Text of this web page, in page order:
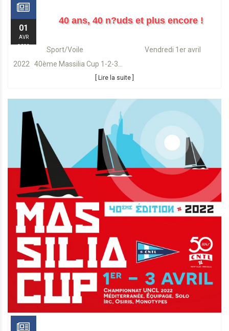
01
AVR
2022
40 ans, 40 n?uds et plus encore !
Sport/Voile Vendredi 1er avril
2022 40ème Massilia Cup 1-2-3...
[ Lire la suite ]